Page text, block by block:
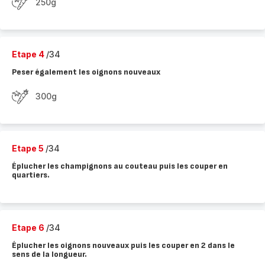
250g
Etape 4 /34
Peser également les oignons nouveaux
300g
Etape 5 /34
Éplucher les champignons au couteau puis les couper en
quartiers.
Etape 6 /34
Éplucher les oignons nouveaux puis les couper en 2 dans le
sens de la longueur.